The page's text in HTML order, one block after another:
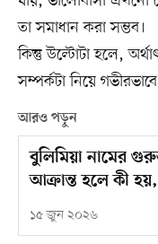
তা সমাধান করা সম্ভব।
কিন্তু উল্টোটা হলে,
সম্পর্কটা নিয়ে
আরও পড়ুন
বুলিমিয়া নামের
আক্রান্ত হলে কী
১৫ জুন ২০২৬